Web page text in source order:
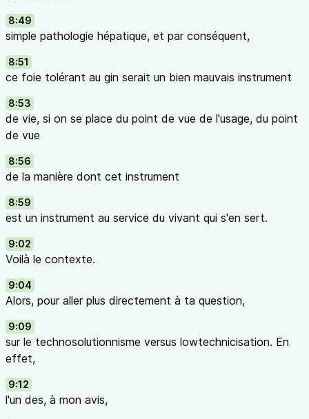
8:49
simple pathologie hépatique, et par conséquent,
8:51
ce foie tolérant au gin serait un bien mauvais instrument
8:53
de vie, si on se place du point de vue de l'usage, du point
de vue
8:56
de la manière dont cet instrument
8:59
est un instrument au service du vivant qui s'en sert.
9:02
Voilà le contexte.
9:04
Alors, pour aller plus directement à ta question,
9:09
sur le technosolutionnisme versus lowtechnicisation. En
effet,
9:12
l'un des, à mon avis,